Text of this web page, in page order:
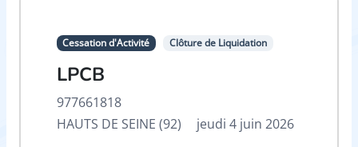
Cessation d'Activité Clôture de Liquidation
LPCB
977661818
HAUTS DE SEINE (92)
jeudi 4 juin 2026